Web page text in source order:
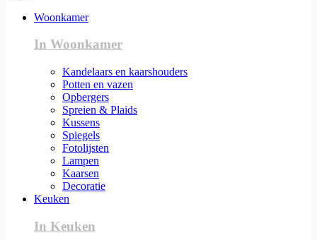
Woonkamer
In Woonkamer
Kandelaars en kaarshouders
Potten en vazen
Opbergers
Spreien & Plaids
Kussens
Spiegels
Fotolijsten
Lampen
Kaarsen
Decoratie
Keuken
In Keuken